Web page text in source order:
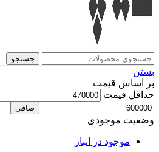
جستجو
بستن
بر اساس قیمت
حداقل قیمت
صافی
وضعیت موجودی
موجود در انبار